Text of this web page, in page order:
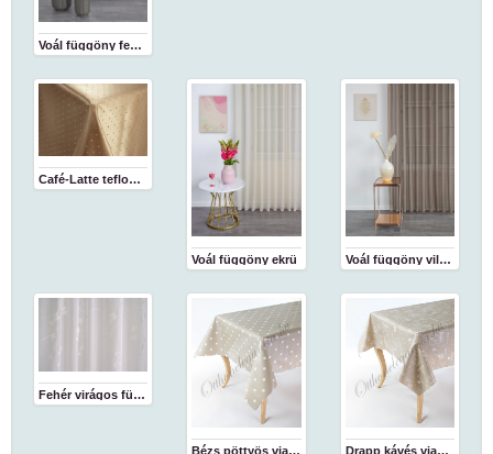
Voál függöny fehér
Café-Latte teflon abrosz
Voál függöny ekrü Voál függöny világosbarna
Fehér virágos függöny
Bézs pöttyös viaszosvászon abrosz Drapp kávés viaszosvászon abrosz